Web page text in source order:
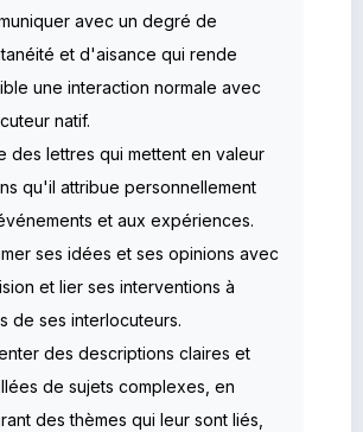
avec un degré de
et d'aisance qui rende
une interaction normale avec
natif.
des lettres qui mettent en valeur
qu'il attribue personnellement
et aux expériences.
ses idées et ses opinions avec
et lier ses interventions à
de ses interlocuteurs.
des descriptions claires et
de sujets complexes, en
des thèmes qui leur sont liés,